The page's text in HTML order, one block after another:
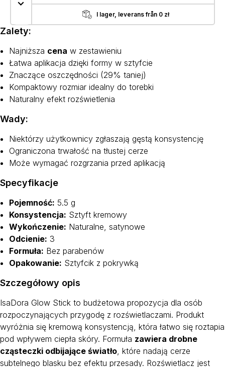
I lager, leverans från 0 zł
Zalety:
Najniższa cena w zestawieniu
Łatwa aplikacja dzięki formy w sztyfcie
Znaczące oszczędności (29% taniej)
Kompaktowy rozmiar idealny do torebki
Naturalny efekt rozświetlenia
Wady:
Niektórzy użytkownicy zgłaszają gęstą konsystencję
Ograniczona trwałość na tłustej cerze
Może wymagać rozgrzania przed aplikacją
Specyfikacje
Pojemność: 5.5 g
Konsystencja: Sztyft kremowy
Wykończenie: Naturalne, satynowe
Odcienie: 3
Formuła: Bez parabenów
Opakowanie: Sztyfcik z pokrywką
Szczegółowy opis
IsaDora Glow Stick to budżetowa propozycja dla osób
rozpoczynających przygodę z rozświetlaczami. Produkt
wyróżnia się kremową konsystencją, która łatwo się roztapia
pod wpływem ciepła skóry. Formuła zawiera drobne
cząsteczki odbijające światło, które nadają cerze
subtelnego blasku bez efektu przesady. Rozświetlacz jest